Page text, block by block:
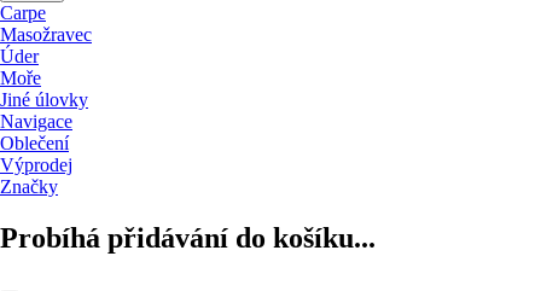
Carpe
Masožravec
Úder
Moře
Jiné úlovky
Navigace
Oblečení
Výprodej
Značky
Probíhá přidávání do košíku...